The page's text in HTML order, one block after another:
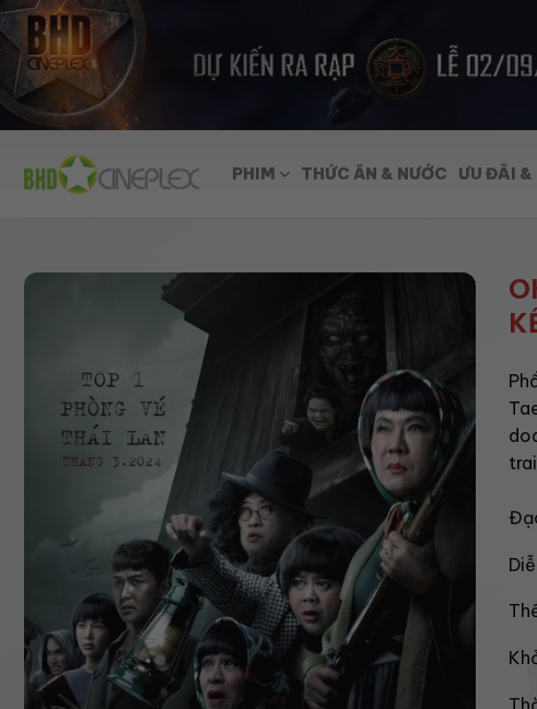
Skip
to
content
PHIM THỨC ĂN & NƯỚC ƯU ĐÃI &